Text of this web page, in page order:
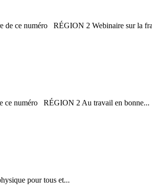
de ce numéro RÉGION 2 Webinaire sur la
ce numéro RÉGION 2 Au travail en bonne...
pour tous et...